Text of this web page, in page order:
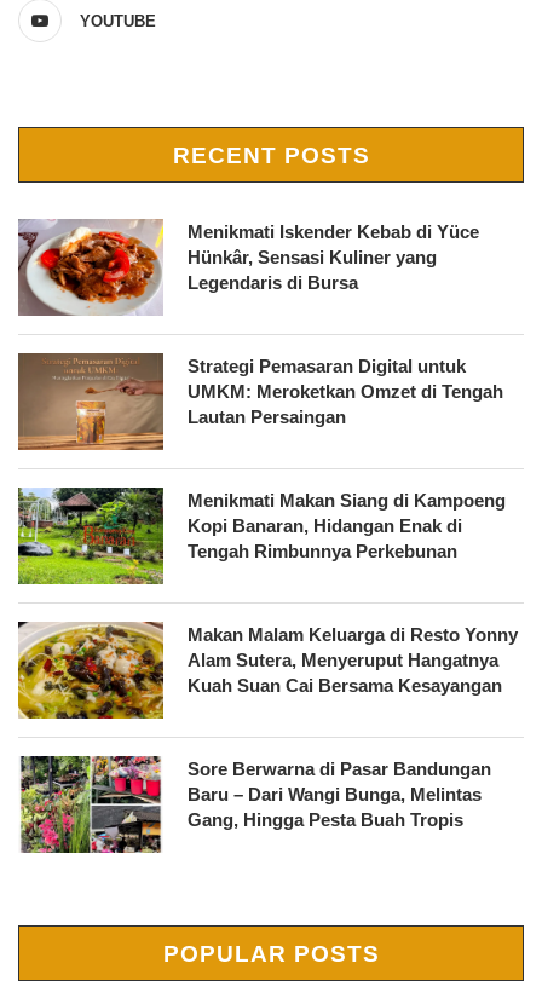
YOUTUBE
RECENT POSTS
Menikmati Iskender Kebab di Yüce
Hünkâr, Sensasi Kuliner yang
Legendaris di Bursa
Strategi Pemasaran Digital untuk
UMKM: Meroketkan Omzet di Tengah
Lautan Persaingan
Menikmati Makan Siang di Kampoeng
Kopi Banaran, Hidangan Enak di
Tengah Rimbunnya Perkebunan
Makan Malam Keluarga di Resto Yonny
Alam Sutera, Menyeruput Hangatnya
Kuah Suan Cai Bersama Kesayangan
Sore Berwarna di Pasar Bandungan
Baru – Dari Wangi Bunga, Melintas
Gang, Hingga Pesta Buah Tropis
POPULAR POSTS